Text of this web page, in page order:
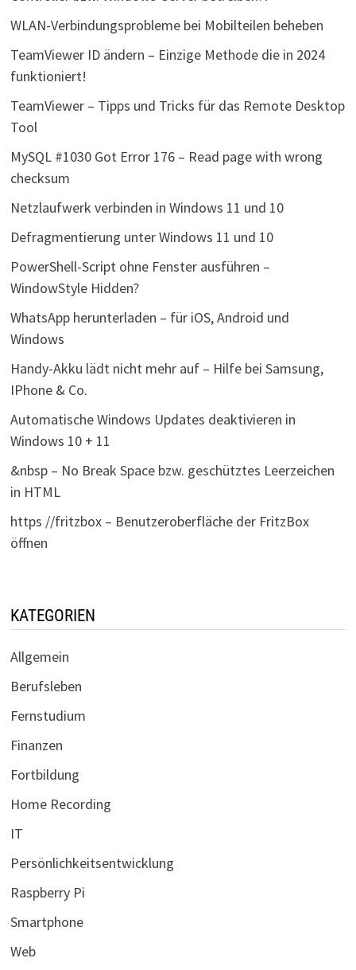
WLAN-Verbindungsprobleme bei Mobilteilen beheben
TeamViewer ID ändern – Einzige Methode die in 2024
funktioniert!
TeamViewer – Tipps und Tricks für das Remote Desktop
Tool
MySQL #1030 Got Error 176 – Read page with wrong
checksum
Netzlaufwerk verbinden in Windows 11 und 10
Defragmentierung unter Windows 11 und 10
PowerShell-Script ohne Fenster ausführen –
WindowStyle Hidden?
WhatsApp herunterladen – für iOS, Android und
Windows
Handy-Akku lädt nicht mehr auf – Hilfe bei Samsung,
IPhone & Co.
Automatische Windows Updates deaktivieren in
Windows 10 + 11
&nbsp – No Break Space bzw. geschütztes Leerzeichen
in HTML
https //fritzbox – Benutzeroberfläche der FritzBox
öffnen
KATEGORIEN
Allgemein
Berufsleben
Fernstudium
Finanzen
Fortbildung
Home Recording
IT
Persönlichkeitsentwicklung
Raspberry Pi
Smartphone
Web